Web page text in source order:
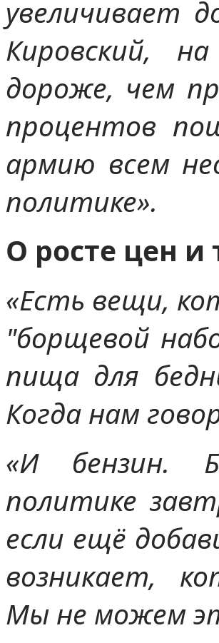
увеличивает
Кировский,
дороже, чем
процентов
армию всем
политике».
О росте цен
«Есть вещи,
"борщевой
пища для
Когда нам
«И бензин.
политике
если ещё
возникает,
Мы не можем